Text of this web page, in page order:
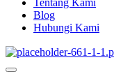
Tentang Kami
Blog
Hubungi Kami